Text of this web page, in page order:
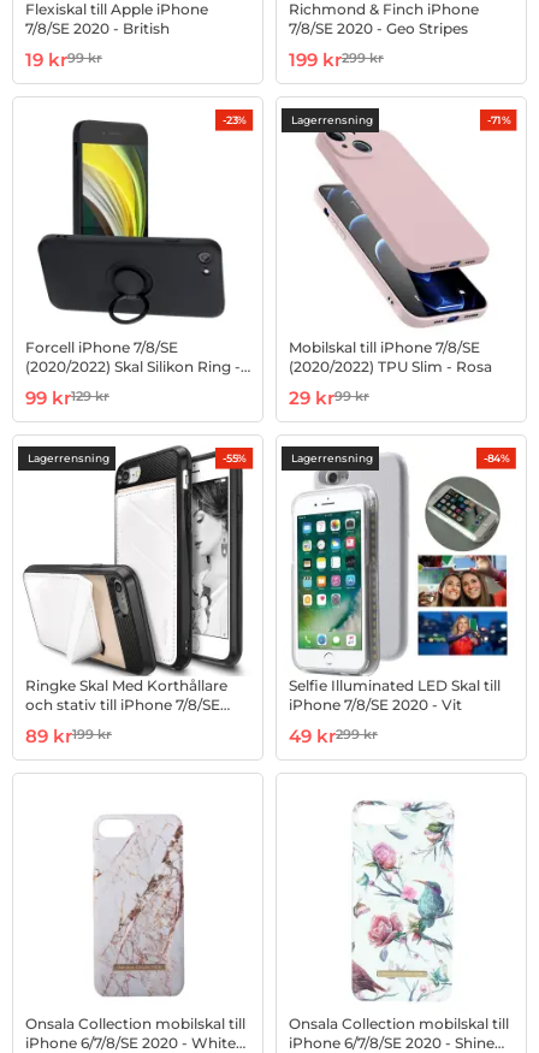
Flexiskal till Apple iPhone
7/8/SE 2020 - British
Art. nr 100238338
rea pris
19 krtidigare pris
99 kr
Richmond & Finch iPhone
7/8/SE 2020 - Geo Stripes
Art. nr 1002699940
rea pris
199 krtidigare pris
299 kr
-23%
Forcell iPhone 7/8/SE
(2020/2022) Skal Silikon Ring -
Art. nr 1002892438
rea pris
99 krtidigare pris
129 kr
Lagerrensning -71%
Mobilskal till iPhone 7/8/SE
(2020/2022) TPU Slim - Rosa
Art. nr 1002952091
rea pris
29 krtidigare pris
99 kr
Lagerrensning -55%
Ringke Skal Med Korthållare
och stativ till iPhone 7/8/SE
Art. nr 100229207
rea pris
89 krtidigare pris
199 kr
Lagerrensning -84%
Selfie Illuminated LED Skal till
iPhone 7/8/SE 2020 - Vit
Art. nr 1002702981
rea pris
49 krtidigare pris
299 kr
Onsala Collection mobilskal till
iPhone 6/7/8/SE 2020 - White
Onsala Collection mobilskal till
iPhone 6/7/8/SE 2020 - Shine